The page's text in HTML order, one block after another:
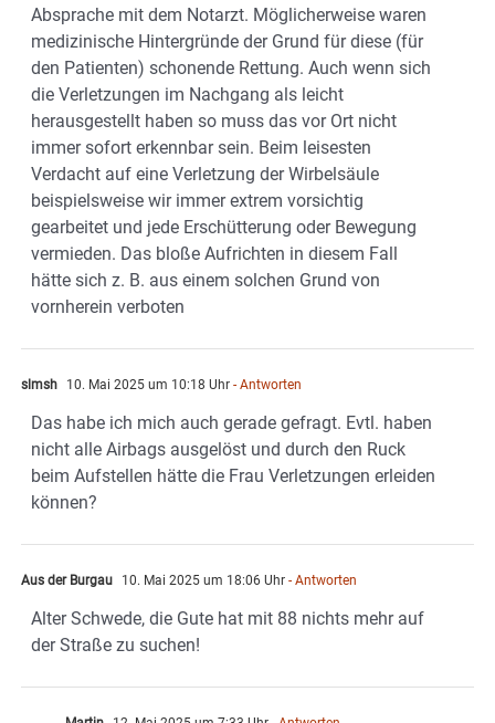
Absprache mit dem Notarzt. Möglicherweise waren
medizinische Hintergründe der Grund für diese (für
den Patienten) schonende Rettung. Auch wenn sich
die Verletzungen im Nachgang als leicht
herausgestellt haben so muss das vor Ort nicht
immer sofort erkennbar sein. Beim leisesten
Verdacht auf eine Verletzung der Wirbelsäule
beispielsweise wir immer extrem vorsichtig
gearbeitet und jede Erschütterung oder Bewegung
vermieden. Das bloße Aufrichten in diesem Fall
hätte sich z. B. aus einem solchen Grund von
vornherein verboten
slmsh 10. Mai 2025 um 10:18 Uhr - Antworten
Das habe ich mich auch gerade gefragt. Evtl. haben
nicht alle Airbags ausgelöst und durch den Ruck
beim Aufstellen hätte die Frau Verletzungen erleiden
können?
Aus der Burgau 10. Mai 2025 um 18:06 Uhr - Antworten
Alter Schwede, die Gute hat mit 88 nichts mehr auf
der Straße zu suchen!